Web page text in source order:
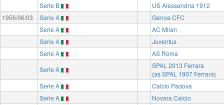
Serie B
US Alessandria 1912
1956/06/03
Serie A
Genoa CFC
Serie A
AC Milan
Serie A
Juventus
Serie A
AS Roma
Serie A
SPAL 2013 Ferrara
(as SPAL 1907 Ferrara)
Serie A
Calcio Padova
Serie A
Novara Calcio